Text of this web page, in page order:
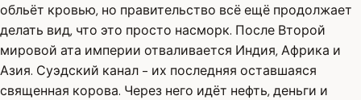
обльёт кровью, но правительство всё ещё продолжает
делать вид, что это просто насморк. После Второй
мировой ата империи отваливается Индия, Африка и
Азия. Суэдский канал - их последняя оставшаяся
священная корова. Через него идёт нефть, деньги и